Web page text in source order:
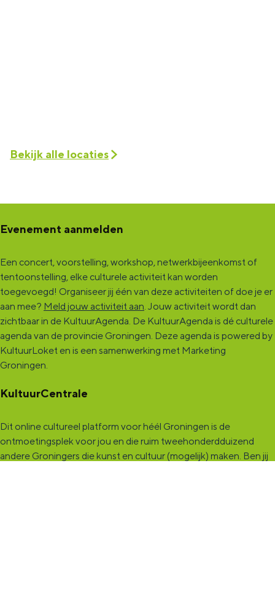
Bekijk alle locaties
Evenement aanmelden
Een concert, voorstelling, workshop, netwerkbijeenkomst of
tentoonstelling, elke culturele activiteit kan worden
toegevoegd! Organiseer jij één van deze activiteiten of doe je er
aan mee? Meld jouw activiteit aan. Jouw activiteit wordt dan
zichtbaar in de KultuurAgenda. De KultuurAgenda is dé culturele
agenda van de provincie Groningen. Deze agenda is powered by
KultuurLoket en is een samenwerking met Marketing
Groningen.
KultuurCentrale
Dit online cultureel platform voor héél Groningen is de
ontmoetingsplek voor jou en die ruim tweehonderdduizend
andere Groningers die kunst en cultuur (mogelijk) maken. Ben jij